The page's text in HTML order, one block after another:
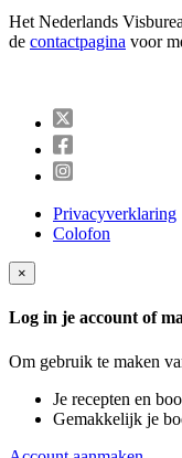
Het Nederlands
de contactpagina voor
Visrecepten
op
Twitter
Visrecepten
op
Facebook
Visrecepten
Instagram
Privacyverklaring
Colofon
×
Log in je account of
Om gebruik te maken
Je recepten en
Gemakkelijk je